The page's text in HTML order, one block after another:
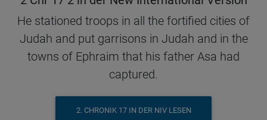
He stationed troops in all the fortified cities of
Judah and put garrisons in Judah and in the
towns of Ephraim that his father Asa had
captured.
2. CHRONIK 17 IN DER NIV LESEN